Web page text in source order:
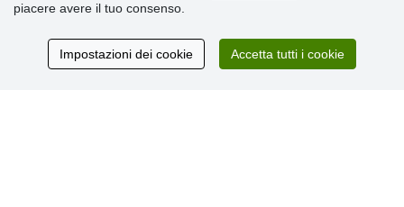
» Programma fedeltà
Recensioni
piacere avere il tuo consenso.
Impostazioni dei cookie Accetta tutti i cookie